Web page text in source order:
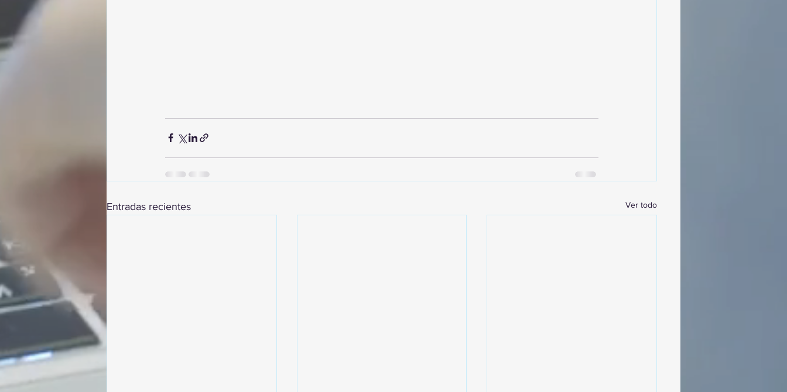
Entradas recientes Ver todo